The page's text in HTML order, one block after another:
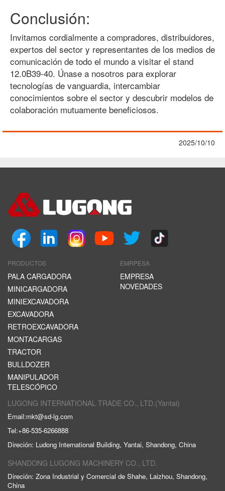
Conclusión:
Invitamos cordialmente a compradores, distribuidores,
expertos del sector y representantes de los medios de
comunicación de todo el mundo a visitar el stand
12.0B39-40. Únase a nosotros para explorar
tecnologías de vanguardia, intercambiar
conocimientos sobre el sector y descubrir modelos de
colaboración mutuamente beneficiosos.
2025/10/10
PRODUCTOS
PALA CARGADORA
MINICARGADORA
MINIEXCAVADORA
EXCAVADORA
RETROEXCAVADORA
MONTACARGAS
TRACTOR
BULLDOZER
MANIPULADOR
TELESCÓPICO
EMRPESA
EMPRESA
NOVEDADES
LUGONG INTERNATIONAL TRADE CO., LTD.(Yantai)
Email:mkt@sd-lg.com
Tel:+86-535-6266888
Direción: Ludong International Building, Yantai, Shandong, China
SHANDONG LUGONG MACHINERY CO., LTD.
Direción: Zona Industrial y Comercial de Shahe, Laizhou, Shandong,
China